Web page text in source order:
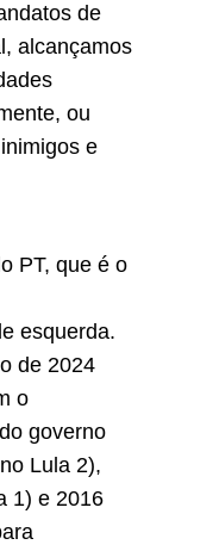
de
alcançamos
, ou
e
PT, que é o
esquerda.
de 2024
o
governo
Lula 2),
1) e 2016